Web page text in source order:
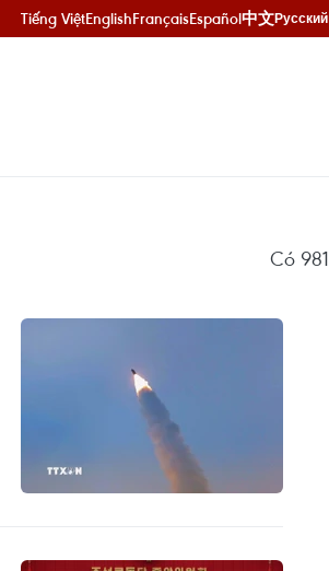
Tiếng ViệtEnglishFrançaisEspañol中文Русский
Có 981